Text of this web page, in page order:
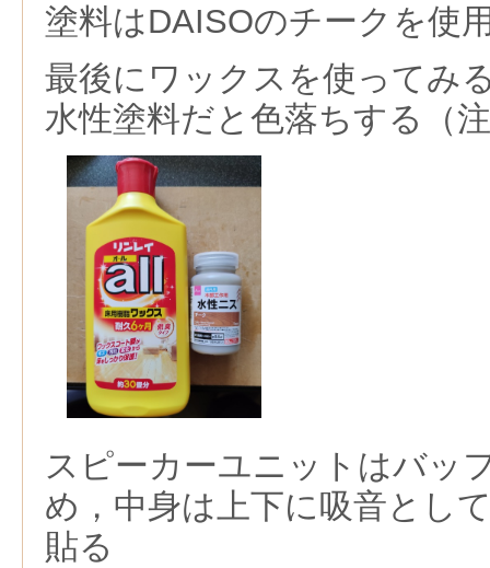
塗料はDAISOのチークを使
最後にワックスを使ってみ
水性塗料だと色落ちする（
スピーカーユニットはバッ
め，中身は上下に吸音とし
貼る